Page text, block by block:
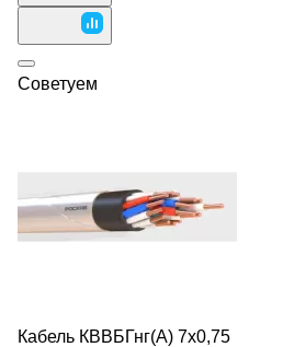
Советуем
Кабель КВВБГнг(А) 7х0,75